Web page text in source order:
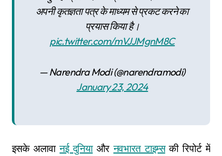
अपनी कृतज्ञता पत्र के माध्यम से प्रकट करने का
प्रयास किया है।
pic.twitter.com/mVJJMgnM8C
— Narendra Modi (@narendramodi)
January 23, 2024
इसके अलावानई दुनियाऔरनवभारत टाइम्सकी रिपोर्ट में